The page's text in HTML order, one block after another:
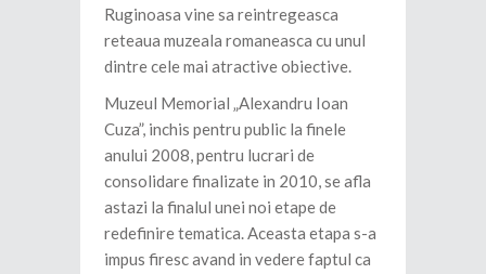
Ruginoasa vine sa reintregeasca
reteaua muzeala romaneasca cu unul
dintre cele mai atractive obiective.
Muzeul Memorial „Alexandru Ioan
Cuza”, inchis pentru public la finele
anului 2008, pentru lucrari de
consolidare finalizate in 2010, se afla
astazi la finalul unei noi etape de
redefinire tematica. Aceasta etapa s-a
impus firesc avand in vedere faptul ca